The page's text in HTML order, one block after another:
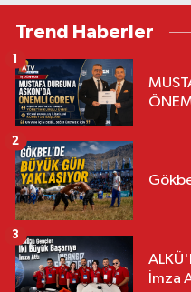
Trend Haberler
1
2
İmza
3